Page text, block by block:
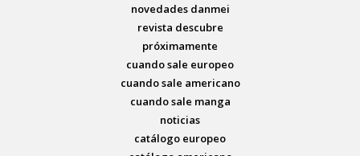
novedades danmei
revista descubre
próximamente
cuando sale europeo
cuando sale americano
cuando sale manga
noticias
catálogo europeo